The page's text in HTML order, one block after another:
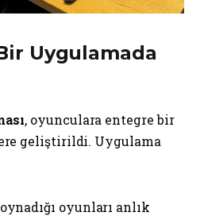
Uygulamada
, oyunculara entegre bir
geliştirildi. Uygulama
oyunları anlık